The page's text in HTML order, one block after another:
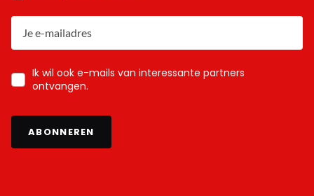
Ik wil ook e-mails van interessante partners
ontvangen.
ABONNEREN